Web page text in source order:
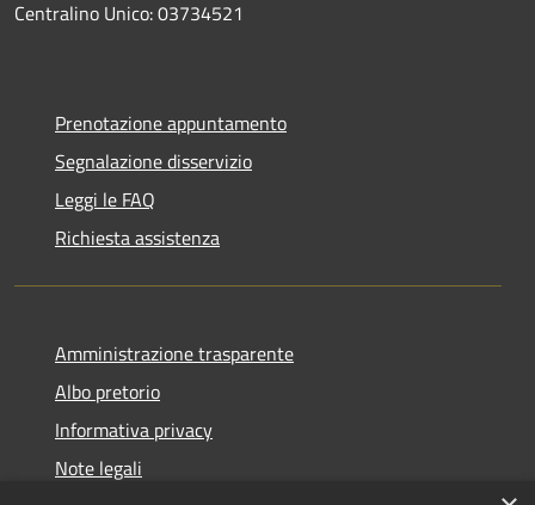
Centralino Unico: 03734521
Prenotazione appuntamento
Segnalazione disservizio
Leggi le FAQ
Richiesta assistenza
Amministrazione trasparente
Albo pretorio
Informativa privacy
Note legali